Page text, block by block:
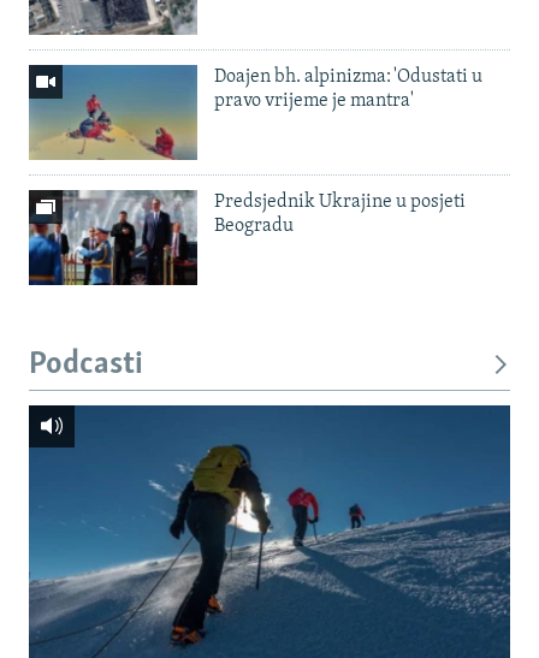
Doajen bh. alpinizma: 'Odustati u
pravo vrijeme je mantra'
Predsjednik Ukrajine u posjeti
Beogradu
Podcasti